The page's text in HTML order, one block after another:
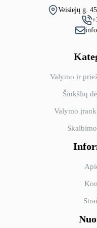
Veisiejų g.
Valymo ir
Šiukšlių
Valymo